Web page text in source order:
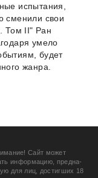
испытания,
сменили свои
Том II" Ран
умело
будет
жанра.
Сайт может
информацию, предна­
для лиц, дости­гших 18